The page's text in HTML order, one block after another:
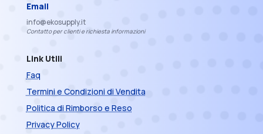
Email
info@ekosupply.it
Contatto per clienti e richiesta informazioni
Link Utili
Faq
Termini e Condizioni di Vendita
Politica di Rimborso e Reso
Privacy Policy